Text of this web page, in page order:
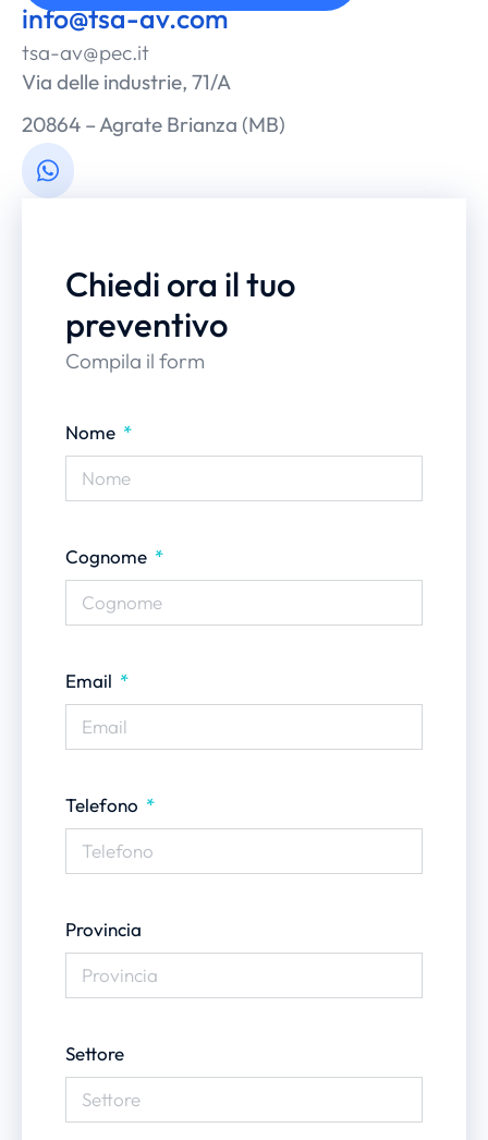
info@tsa-av.com
tsa-av@pec.it
Via delle industrie, 71/A
20864 – Agrate Brianza (MB)
Chiedi ora il tuo
preventivo
Compila il form
Nome
Cognome
Email
Telefono
Provincia
Settore